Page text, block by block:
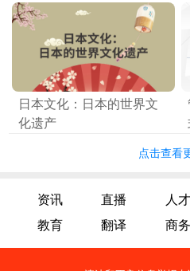
日本文化：日本的世界文
化遗产
点击查看
资讯 直播 人才
教育
翻译 商务